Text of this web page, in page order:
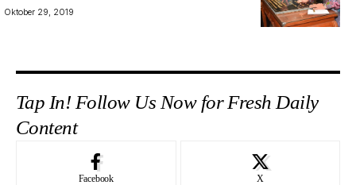
Oktober 29, 2019
Tap In! Follow Us Now for Fresh Daily
Content
Facebook X